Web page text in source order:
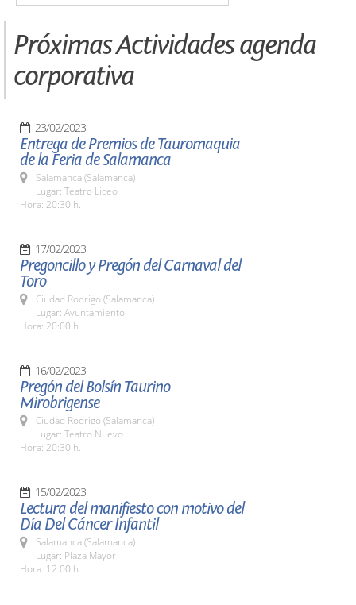
Próximas Actividades agenda
corporativa
23/02/2023
Entrega de Premios de Tauromaquia
de la Feria de Salamanca
Salamanca (Salamanca)
Lugar: Teatro Liceo
Hora: 20:30 h.
17/02/2023
Pregoncillo y Pregón del Carnaval del
Toro
Ciudad Rodrigo (Salamanca)
Lugar: Ayuntamiento
Hora: 20:00 h.
16/02/2023
Pregón del Bolsín Taurino
Mirobrigense
Ciudad Rodrigo (Salamanca)
Lugar: Teatro Nuevo
Hora: 20:30 h.
15/02/2023
Lectura del manifiesto con motivo del
Día Del Cáncer Infantil
Salamanca (Salamanca)
Lugar: Plaza Mayor
Hora: 12:00 h.